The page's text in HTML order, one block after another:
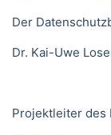
Der
Dr. Kai-Uwe
Projektleiter des